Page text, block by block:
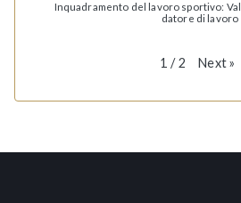
Inquadramento del lavoro sportivo:
datore di lavoro
1 / 2 Next»